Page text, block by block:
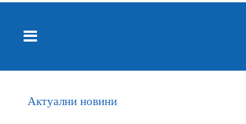
Актуални новини